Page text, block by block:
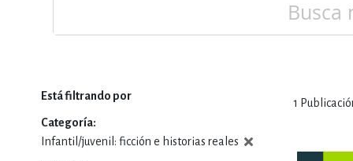
1
Está filtrando por
Categoría
Infantil/juvenil: ficción e historias reales